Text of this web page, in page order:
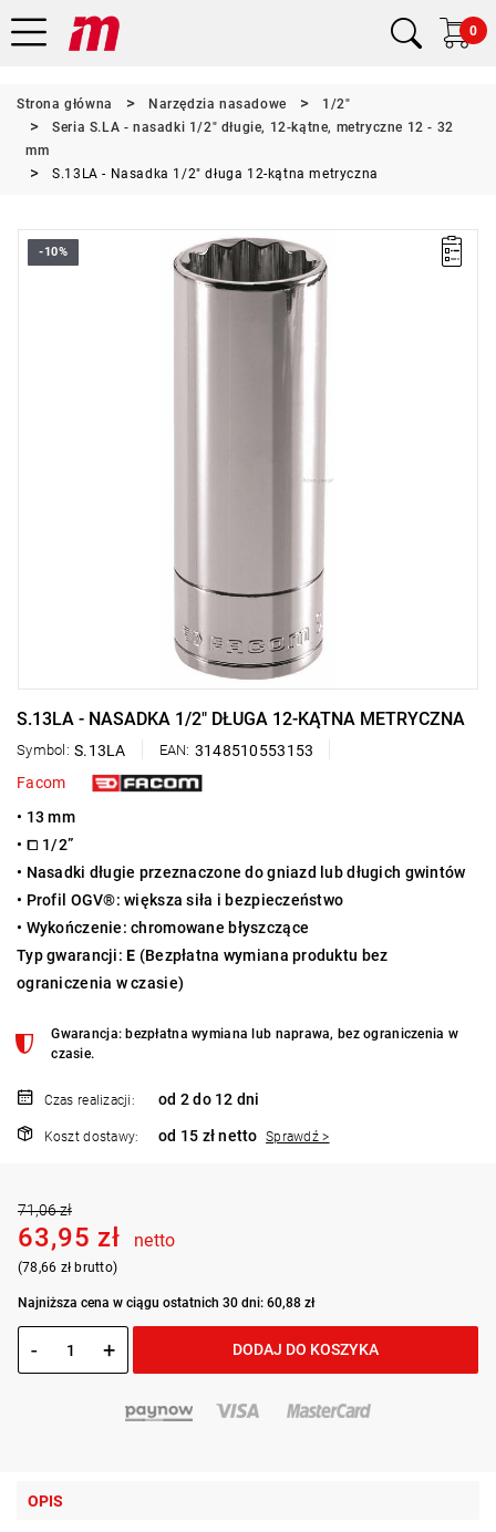
0
Strona główna Narzędzia nasadowe
1/2"
Seria S.LA - nasadki 1/2" długie, 12-kątne, metryczne 12 - 32
mm
S.13LA - Nasadka 1/2" długa 12-kątna metryczna
-10%
S.13LA - NASADKA 1/2" DŁUGA 12-KĄTNA METRYCZNA
Symbol: S.13LA EAN: 3148510553153
Facom
• 13 mm
• ⧠ 1/2”
• Nasadki długie przeznaczone do gniazd lub długich gwintów
• Profil OGV®: większa siła i bezpieczeństwo
• Wykończenie: chromowane błyszczące
Typ gwarancji:E (Bezpłatna wymiana produktu bez
ograniczenia w czasie)
Gwarancja: bezpłatna wymiana lub naprawa, bez ograniczenia w
czasie.
Czas realizacji: od 2 do 12 dni
Koszt dostawy: od 15 zł netto Sprawdź >
71,06 zł
63,95 zł netto
(78,66 zł brutto)
Najniższa cena w ciągu ostatnich 30 dni: 60,88 zł
- + DODAJ DO KOSZYKA
OPIS